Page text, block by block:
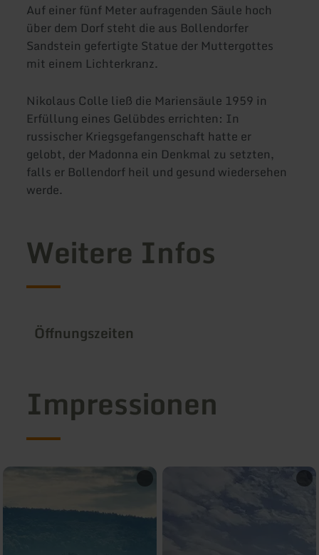
Auf einer fünf Meter aufragenden Säule hoch
über dem Dorf steht die aus Bollendorfer
Sandstein gefertigte Statue der Muttergottes
mit einem Lichterkranz.
Nikolaus Colle ließ die Mariensäule 1959 in
Erfüllung eines Gelübdes errichten: In
russischer Kriegsgefangenschaft hatte er
gelobt, der Madonna ein Denkmal zu setzten,
falls er Bollendorf heil und gesund wiedersehen
werde.
Weitere Infos
Öffnungszeiten
Impressionen